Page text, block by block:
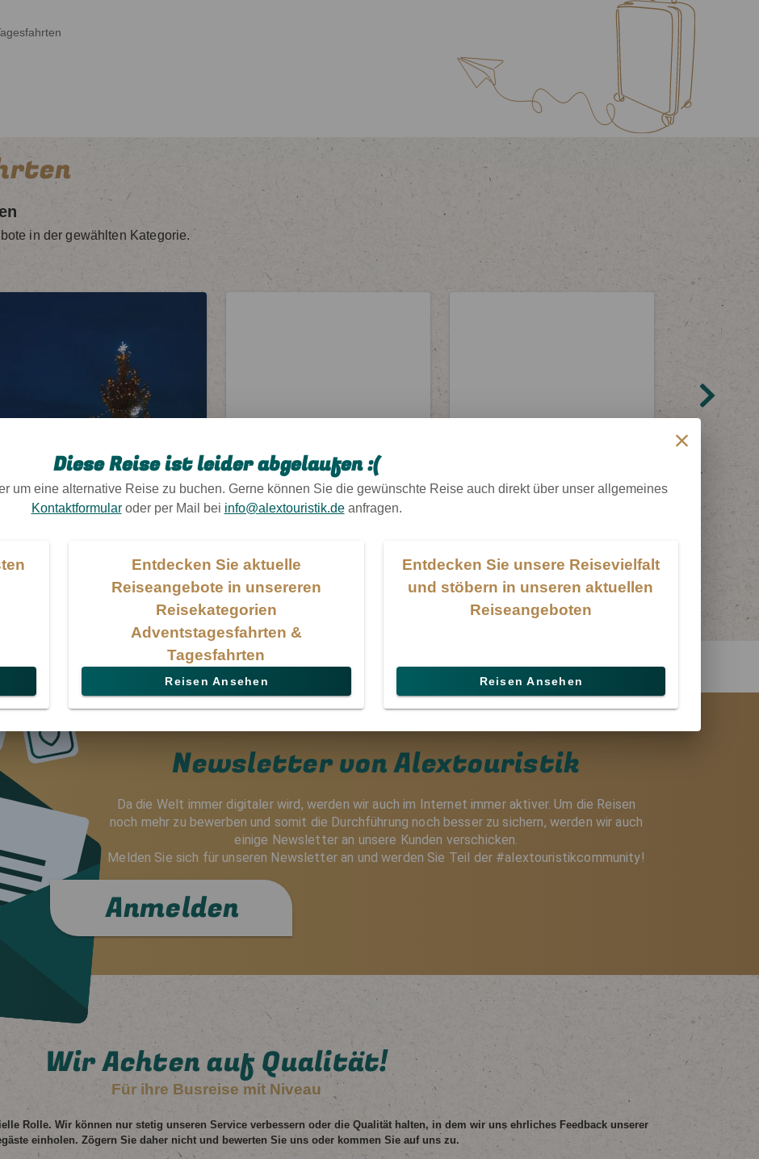
in der gewählten Kategorie.
Newsletter von Alextouristik
Da die Welt immer digitaler wird, werden wir auch im Internet immer aktiver. Um die Reisen
noch mehr zu bewerben und somit die Durchführung noch besser zu sichern, werden wir auch
einige Newsletter an unsere Kunden verschicken.
Melden Sie sich für unseren Newsletter an und werden Sie Teil der #alextouristikcommunity!
Anmelden
Wir Achten auf Qualität!
Für ihre Busreise mit Niveau
Rolle. Wir können nur stetig unseren Service verbessern oder die Qualität halten, in dem wir uns ehrliches Feedback unserer
einholen. Zögern Sie daher nicht und bewerten Sie uns oder kommen Sie auf uns zu.
Diese Reise ist leider abgelaufen :(
um eine alternative Reise zu buchen. Gerne können Sie die gewünschte Reise auch direkt über unser allgemeines
Kontaktformularoder per Mail bei info@alextouristik.deanfragen.
Entdecken Sie aktuelle
Reiseangebote in unsereren
Reisekategorien
Adventstagesfahrten &
Tagesfahrten
Reisen Ansehen
Entdecken Sie unsere Reisevielfalt
und stöbern in unseren aktuellen
Reiseangeboten
Reisen Ansehen